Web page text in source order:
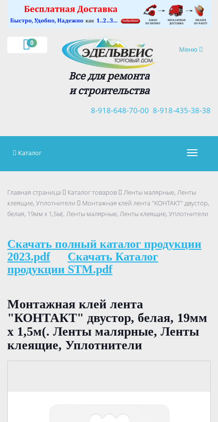
0
Навигация
Меню
Все для ремонта
и строительства
8-918-435-38-38
8-918-648-70-00
×
Каталог
Главная страница Каталог товаров
Ленты малярные, Ленты
клеящие, Уплотнители
Монтажная клей лента "КОНТАКТ" двустор,
белая, 19мм х 1,5м(. Ленты малярные, Ленты клеящие, Уплотнители
Скачать полный каталог продукции
2023.pdf
Скачать Каталог
продукции STM.pdf
Монтажная клей лента
"КОНТАКТ" двустор, белая, 19мм
х 1,5м(. Ленты малярные, Ленты
клеящие, Уплотнители